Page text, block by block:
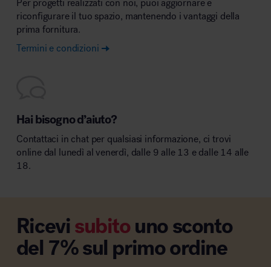
Per progetti realizzati con noi, puoi aggiornare e
riconfigurare il tuo spazio, mantenendo i vantaggi della
prima fornitura.
Termini e condizioni
Hai bisogno d’aiuto?
Contattaci in chat per qualsiasi informazione, ci trovi
online dal lunedì al venerdì, dalle 9 alle 13 e dalle 14 alle
18.
Ricevisubitouno sconto
del 7% sul primo ordine